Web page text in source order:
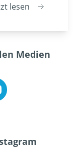
lesen
Medien